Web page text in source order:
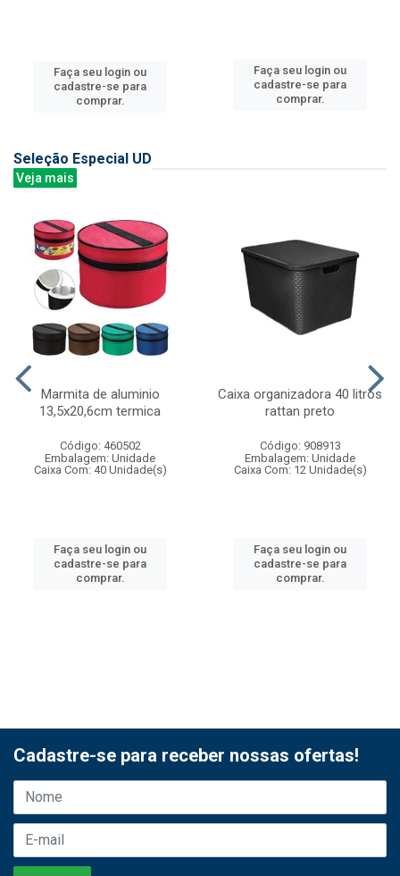
Faça seu login ou
cadastre-se para
comprar.
Faça seu login ou
cadastre-se para
comprar.
Seleção Especial UD
Veja mais
Marmita de aluminio
13,5x20,6cm termica
Código: 460502
Embalagem: Unidade
Caixa Com: 40 Unidade(s)
Faça seu login ou
cadastre-se para
comprar.
Caixa organizadora 40 litros
rattan preto
Código: 908913
Embalagem: Unidade
Caixa Com: 12 Unidade(s)
Faça seu login ou
cadastre-se para
comprar.
Cadastre-se para receber nossas ofertas!